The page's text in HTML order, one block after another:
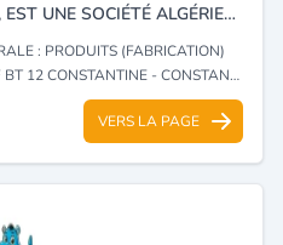
SARL POLYMERS SYSTÈME, EST UNE SOCIÉTÉ ALGÉRIENNE LE REPRÉSENTANT EXCLUSIF DE MARIS POLYMERS, POUR LA FABRICATION ET LA DISTRIBUTION, DE LA GAMME MARIS POLYMERS - COLLE / MASTIC POLYURÉTHANE -ÉLASTOMÈRE DE POLYURÉTHANE - RÉSINE ÉPOXYDIQUE -ARMATURE GÉOTEXTILE - GAMME AQUA - RÉSINE ÉTANCHE
: PRODUITS (FABRICATION)
12 CONSTANTINE - CONSTANTINE
VERS LA PAGE